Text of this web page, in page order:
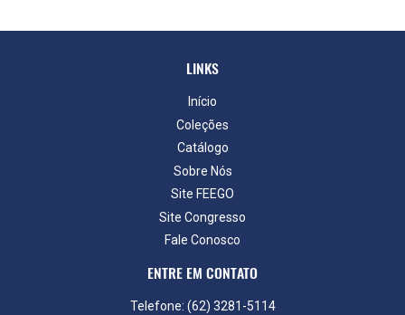
LINKS
Início
Coleções
Catálogo
Sobre Nós
Site FEEGO
Site Congresso
Fale Conosco
ENTRE EM CONTATO
Telefone: (62) 3281-5114